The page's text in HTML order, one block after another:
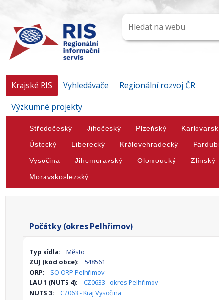
Krajské RIS Vyhledávače
Regionální rozvoj ČR
Výzkumné projekty
Středočeský Jihočeský Plzeňský
Ústecký Liberecký Královehradecký
Vysočina Jihomoravský Olomoucký Zlínský
Moravskoslezský
Počátky (okres Pelhřimov)
Typ sídla:
Město
ZUJ (kód obce):
548561
ORP:
SO ORP Pelhřimov
LAU 1 (NUTS 4):
CZ0633 - okres Pelhřimov
NUTS 3:
CZ063 - Kraj Vysočina